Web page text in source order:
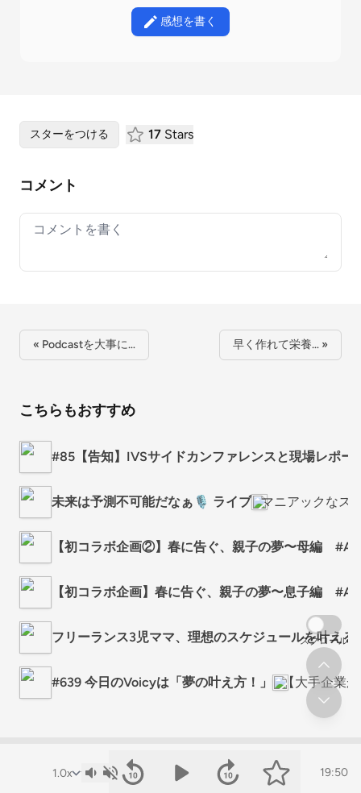
感想を書く
19:50
スターをつける 17 Stars
コメント
Your comment
« Podcastを大事に… 早く作れて栄養… »
こちらもおすすめ
#85【告知】IVSサイドカンファレンスと現場レポ
未来は予測不可能だなぁ🎙️ ライブ マニアックなス
【初コラボ企画②】春に告ぐ、親子の夢〜母編
【初コラボ企画】春に告ぐ、親子の夢〜息子編
フリーランス3児ママ、理想のスケジュールを叶える
#639 今日のVoicyは「夢の叶え方！」 【大手企業
スクロール